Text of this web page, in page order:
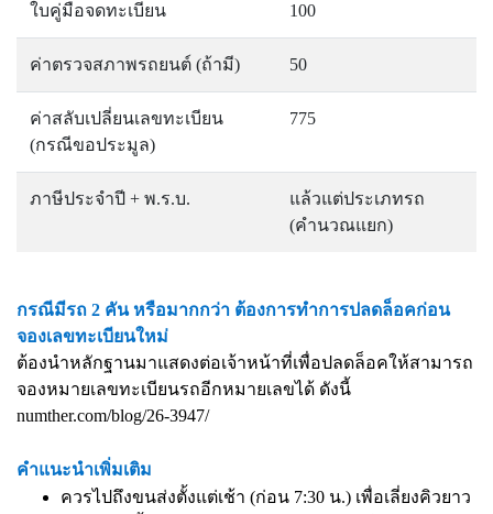
ใบคู่มือจดทะเบียน 100
ค่าตรวจสภาพรถยนต์ (ถ้ามี) 50
ค่าสลับเปลี่ยนเลขทะเบียน
(กรณีขอประมูล)
775
ภาษีประจำปี + พ.ร.บ.
แล้วแต่ประเภทรถ
(คำนวณแยก)
กรณีมีรถ 2 คัน หรือมากกว่า ต้องการทำการปลดล็อคก่อน
จองเลขทะเบียนใหม่
ต้องนำหลักฐานมาแสดงต่อเจ้าหน้าที่เพื่อปลดล็อคให้สามารถ
จองหมายเลขทะเบียนรถอีกหมายเลขได้ ดังนี้
numther.com/blog/26-3947/
คำแนะนำเพิ่มเติม
ควรไปถึงขนส่งตั้งแต่เช้า (ก่อน 7:30 น.) เพื่อเลี่ยงคิวยาว